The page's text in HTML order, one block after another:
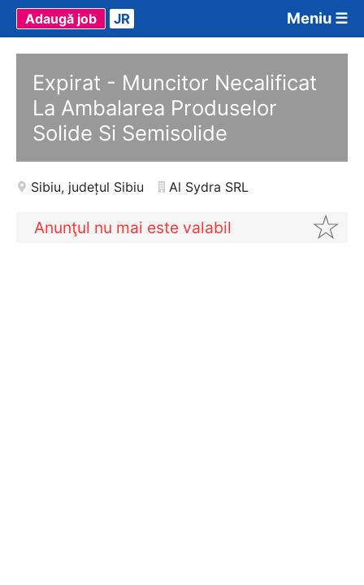
Meniu ☰
Adaugă job JR
Expirat - Muncitor Necalificat
La Ambalarea Produselor
Solide Si Semisolide
Sibiu, județul Sibiu Al Sydra SRL
Anunţul nu mai este valabil